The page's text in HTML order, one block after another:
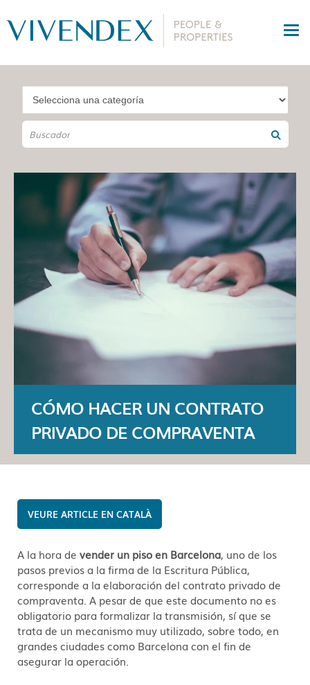
CÓMO HACER UN CONTRATO
PRIVADO DE COMPRAVENTA
CATALÀ
A la hora de vender un piso en Barcelona, uno de los
pasos previos a la firma de la Escritura Pública,
corresponde a la elaboración del contrato privado de
compraventa. A pesar de que este documento no es
obligatorio para formalizar la transmisión, sí que se
trata de un mecanismo muy utilizado, sobre todo, en
grandes ciudades como Barcelona con el fin de
asegurar la operación.